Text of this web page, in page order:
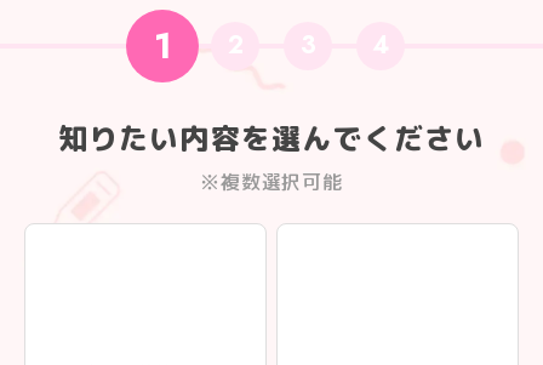
1 2 3 4
知りたい内容を選んでください
※複数選択可能